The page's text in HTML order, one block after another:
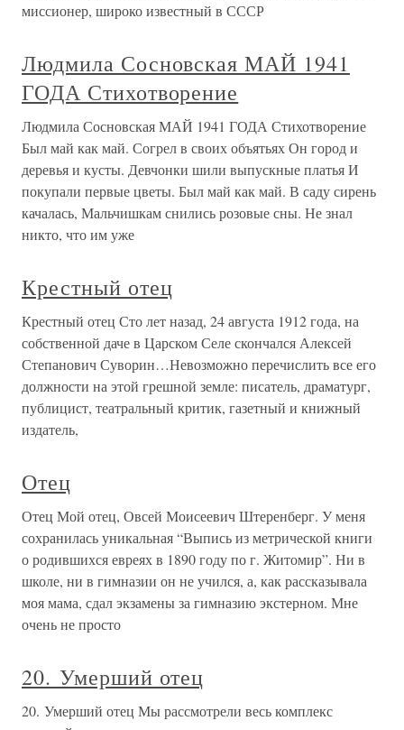
миссионер, широко известный в СССР
Людмила Сосновская МАЙ 1941
ГОДА Стихотворение
Людмила Сосновская МАЙ 1941 ГОДА Стихотворение
Был май как май. Согрел в своих объятьях Он город и
деревья и кусты. Девчонки шили выпускные платья И
покупали первые цветы. Был май как май. В саду сирень
качалась, Мальчишкам снились розовые сны. Не знал
никто, что им уже
Крестный отец
Крестный отец Сто лет назад, 24 августа 1912 года, на
собственной даче в Царском Селе скончался Алексей
Степанович Суворин…Невозможно перечислить все его
должности на этой грешной земле: писатель, драматург,
публицист, театральный критик, газетный и книжный
издатель,
Отец
Отец Мой отец, Овсей Моисеевич Штеренберг. У меня
сохранилась уникальная “Выпись из метрической книги
о родившихся евреях в 1890 году по г. Житомир”. Ни в
школе, ни в гимназии он не учился, а, как рассказывала
моя мама, сдал экзамены за гимназию экстерном. Мне
очень не просто
20. Умерший отец
20. Умерший отец Мы рассмотрели весь комплекс